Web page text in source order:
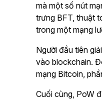
mà một số nút
trưng BFT, thuật
trong một mạng
Người đầu tiên
vào blockchain.
mạng Bitcoin,
Cuối cùng, PoW